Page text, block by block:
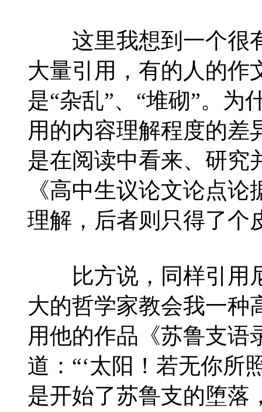
这里我想到一个很
大量引用，有的人的作
是“杂乱”、“堆砌”。为
用的内容理解程度的差
是在阅读中看来、研究
《高中生议论文论点
理解，后者则只得了个
比方说，同样引用尼
大的哲学家教会我一种
用他的作品《苏鲁支语
道：“‘太阳！若无你所
是开始了苏鲁支的堕落